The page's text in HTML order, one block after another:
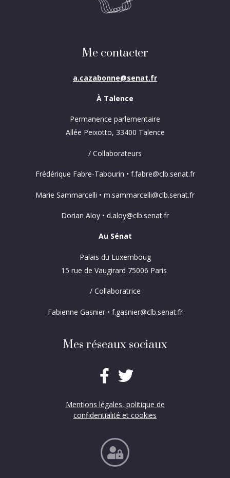
Me contacter
a.cazabonne@senat.fr
À Talence
Permanence parlementaire
Allée Peixotto, 33400 Talence
/ Collaborateurs
Frédérique Fabre-Tabourin • f.fabre@clb.senat.fr
Marie Sammarcelli • m.sammarcelli@clb.senat.fr
Dorian Aloy • d.aloy@clb.senat.fr
Au Sénat
Palais du Luxemboug
15 rue de Vaugirard 75006 Paris
/ Collaboratrice
Fabienne Gasnier • f.gasnier@clb.senat.fr
Mes réseaux sociaux
Mentions légales, politique de
confidentialité et cookies